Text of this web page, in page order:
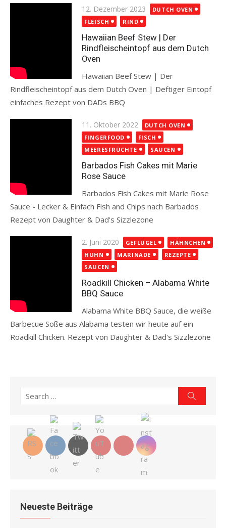
Posted
on
12. Dezember 2023
DUTCH OVEN
FLEISCH
RIND
Hawaiian Beef Stew | Der
Rindfleischeintopf aus dem Dutch
Oven
Hawaiian Beef Stew | Der
Rindfleischeintopf aus dem Dutch Oven | Deftiger Eintopf
einfaches Rezept von DADs BBQ
Posted
on
11. Oktober 2022
DUTCH OVEN
FINGERFOOD
FISCH
MEERESFRÜCHTE
SAUCEN
Barbados Fish Cakes mit Marie
Rose Sauce
Barbados Fish Cakes mit Marie Rose
Sauce - Lecker & Einfach Fish and Chips nach Barbados
Rezept von Daughter & Dad's Sizzlezone
Posted
on
2. Juni 2020 GEFLÜGEL
HÄHNCHEN
HUHN
MARINADE
REZEPTE
SAUCEN
Roadkill Chicken – Alabama White
BBQ Sauce
Alabama White BBQ Sauce, die weiße
Barbecue Soße aus Alabama testen wir heute auf ein
Roadkill Chicken. Rezept von Daughter & Dad's Sizzlezone
Search
Neueste Beiträge